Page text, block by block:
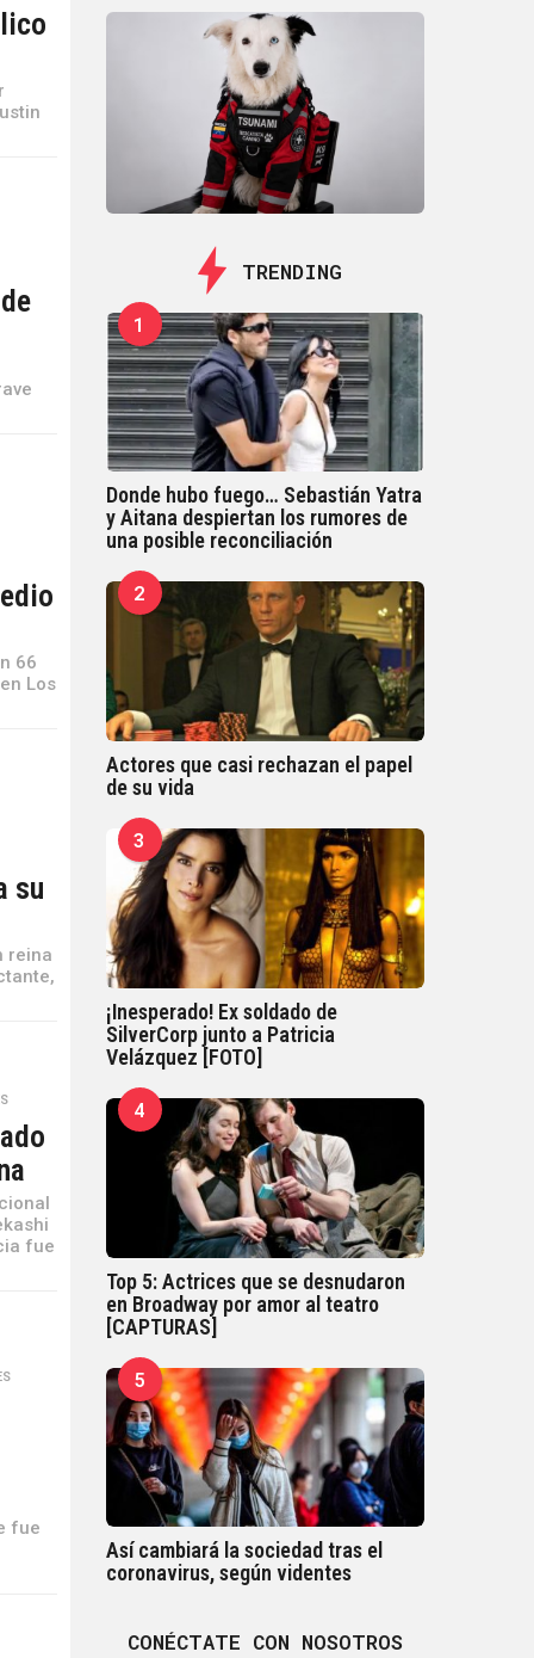
66
Los
su
reina
fue
fue
TRENDING
1
Donde hubo fuego… Sebastián Yatra
y Aitana despiertan los rumores de
una posible reconciliación
2
Actores que casi rechazan el papel
de su vida
3
¡Inesperado! Ex soldado de
SilverCorp junto a Patricia
Velázquez [FOTO]
4
Top 5: Actrices que se desnudaron
en Broadway por amor al teatro
[CAPTURAS]
5
Así cambiará la sociedad tras el
coronavirus, según videntes
CONÉCTATE CON NOSOTROS